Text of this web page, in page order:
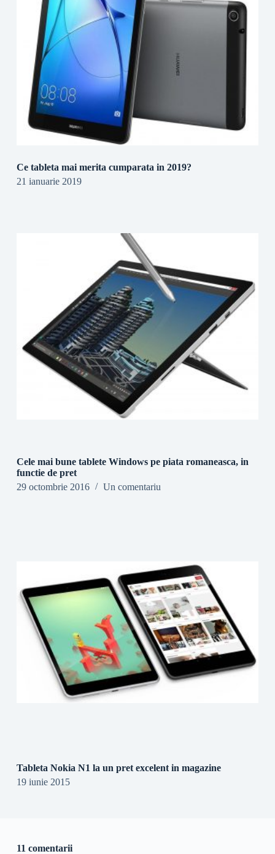
Ce tableta mai merita cumparata in 2019?
21 ianuarie 2019
Cele mai bune tablete Windows pe piata romaneasca, in
functie de pret
29 octombrie 2016
Un comentariu
Tableta Nokia N1 la un pret excelent in magazine
19 iunie 2015
11 comentarii